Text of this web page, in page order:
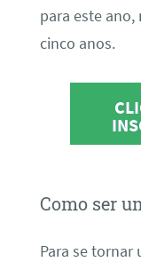
para este
cinco anos.
Como ser
Para se tornar